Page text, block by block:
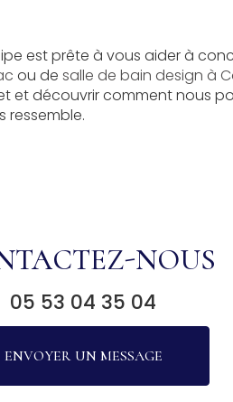
est prête à vous aider à
ou de salle de bain design à
et découvrir comment nous
ressemble.
NOUS
05 53 04 35 04
ENVOYER UN MESSAGE